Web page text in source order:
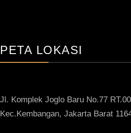
PETA LOKASI
Jl. Komplek Joglo Baru No.77
Kec.Kembangan, Jakarta Barat